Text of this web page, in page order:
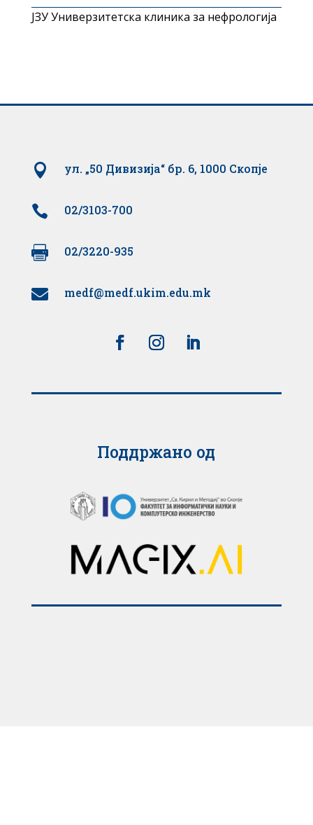
ЈЗУ Универзитетска клиника за нефрологија
 ул. „50 Дивизија“ бр. 6, 1000 Скопје
 02/3103-700
 02/3220-935
 medf@medf.ukim.edu.mk
Поддржано од